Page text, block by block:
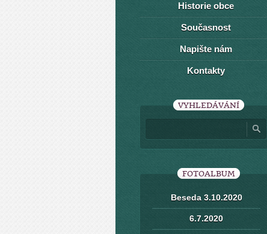
Historie obce
Současnost
Napište nám
Kontakty
VYHLEDÁVÁNÍ
FOTOALBUM
Beseda 3.10.2020
6.7.2020